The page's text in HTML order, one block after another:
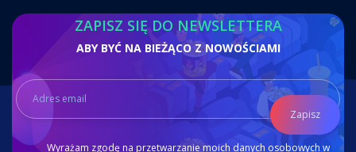
ZAPISZ SIĘ DO NEWSLETTERA
ABY BYĆ NA BIEŻĄCO Z NOWOŚCIAMI
Zapisz
Wyrażam zgodę na przetwarzanie moich danych osobowych w